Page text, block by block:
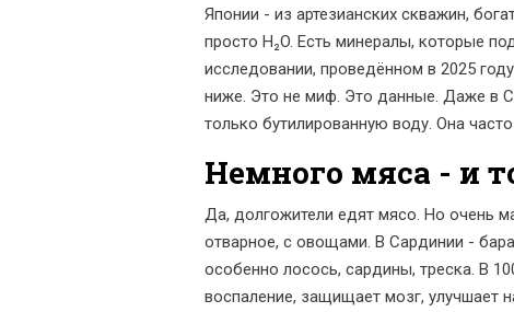
Японии - из артезианских скважин,
просто H₂O. Есть минералы, которые
исследовании, проведённом в 2025
ниже. Это не миф. Это данные. Даже в
только бутилированную воду. Она
Немного мяса - и
Да, долгожители едят мясо. Но очень
отварное, с овощами. В Сардинии -
особенно лосось, сардины, треска. В
воспаление, защищает мозг, улучшает